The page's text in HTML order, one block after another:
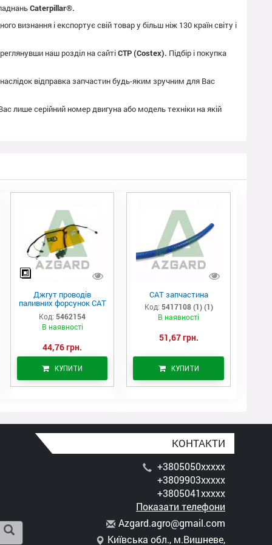
Caterpillar®.
визнання і експортує свій товар у більш ніж 130 країн світу і
наш розділ на сайтіCTP (Costex). Підбір і покупка
відправка запчастин будь-яким зручним для Вас
лише серійний номер двигуна або модель техніки на якій
Джгут проводів
паливних форсунок CAT
C7/C9 (546-2154)
Код: 5462154
В наявності
44,76 грн.
КУПИТИ
САТ запчастина
Код: 5417108 (1) (1)
В наявності
51,67 грн.
КУПИТИ
КОНТАКТИ
+3805050xxxxx
+3809903xxxxx
+3805041xxxxx
Показати телефони
Azgard.agro@gmail.com
Київська обл., м.Вишневе,